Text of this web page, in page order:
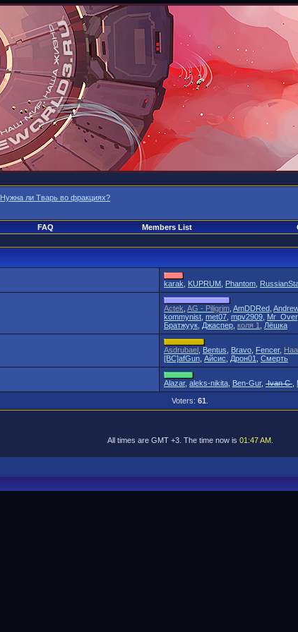
Нужна ли Тварь во фракциях?
FAQ Members List
karak KUPRUM Phantom
Actek AG - Piligrim AmDDRed
kommynist met07 mpv2909
Братжуук Джаспер коля 1 Лёшка
Asdrubael Bentus Bravo Fencer,
[BC]afGun Айсис Дрон01 Смерть
Alazar, aleks-nikita Ben-Gur, Ivan C
Voters: 61
All times are GMT +3. The time now is 01:47 AM.